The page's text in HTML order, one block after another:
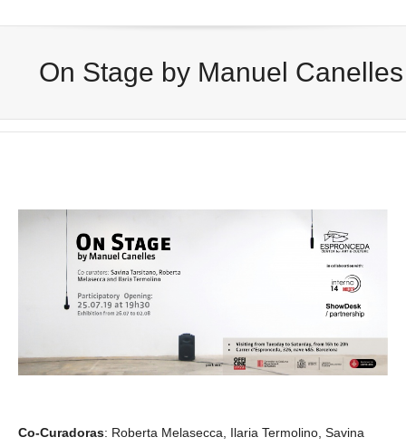
On Stage by Manuel Canelles
Co-Curadoras: Roberta Melasecca, Ilaria Termolino, Savina